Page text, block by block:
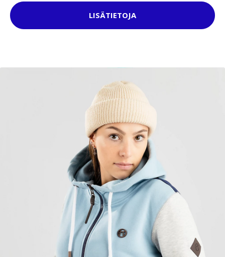
LISÄTIETOJA